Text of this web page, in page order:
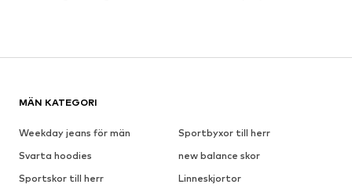
MÄN KATEGORI
Weekday jeans för män
Sportbyxor till herr
Svarta hoodies
new balance skor
Sportskor till herr
Linneskjortor